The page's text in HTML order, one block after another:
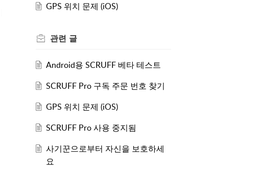
GPS 위치 문제 (iOS)
관련 글
Android용 SCRUFF 베타 테스트
SCRUFF Pro 구독 주문 번호 찾기
GPS 위치 문제 (iOS)
SCRUFF Pro 사용 중지됨
사기꾼으로부터 자신을 보호하세
요